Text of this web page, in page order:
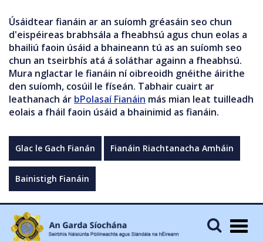
Úsáidtear fianáin ar an suíomh gréasáin seo chun
d'eispéireas brabhsála a fheabhsú agus chun eolas a
bhailiú faoin úsáid a bhaineann tú as an suíomh seo
chun an tseirbhís atá á soláthar againn a fheabhsú.
Mura nglactar le fianáin ní oibreoidh gnéithe áirithe
den suíomh, cosúil le físeán. Tabhair cuairt ar
leathanach ár bPolasaí Fianáin más mian leat tuilleadh
eolais a fháil faoin úsáid a bhainimid as fianáin.
Glac le Gach Fianán Fianáin Riachtanacha Amháin
Bainistigh Fianáin